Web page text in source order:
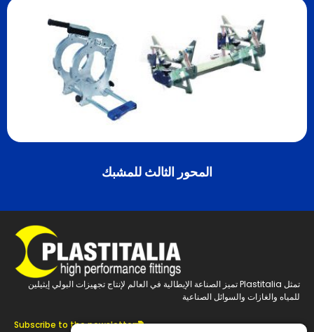
المحور الثالث للمشبك
تمثل Plastitalia تميز الصناعة الإيطالية في العالم لإنتاج تجهيزات البولي إيثيلين
للمياه والغازات والسوائل الصناعية
Subscribe to the newsletter